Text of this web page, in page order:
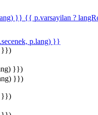
}} {{ p.varsayilan ?
p.lang) }}
}})
}})
}})
}})